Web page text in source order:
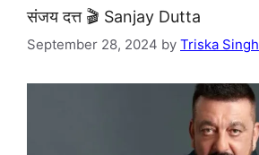
संजय दत्त 🎬 Sanjay Dutta
September 28, 2024 by Triska Singh